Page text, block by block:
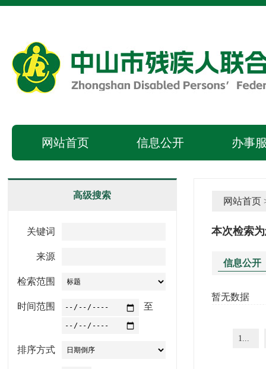
网站首页 信息公开 办事
高级搜索
关键词
来源
检索范围
时间范围 至
排序方式
网站首页
本次检索
信息公开
暂无数据
1...